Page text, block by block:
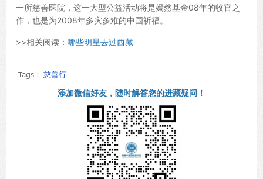
一所慈善医院，这一大型公益活动将是嫣然基金08年的收官之
作，也是为2008年多灾多难的中国祈福。
>>相关阅读： 哪些明星去过西藏
Tags： 慈善行
添加微信好友，随时解答您的进藏疑问！